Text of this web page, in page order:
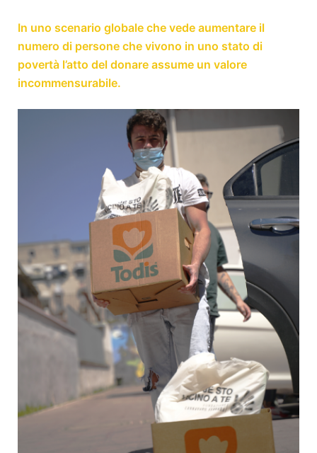
In uno scenario globale che vede aumentare il
numero di persone che vivono in uno stato di
povertà l’atto del donare assume un valore
incommensurabile.